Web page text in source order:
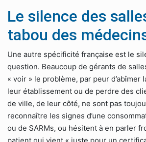
Le silence des
tabou des
Une autre spécificité française est le
question. Beaucoup de gérants de
« voir » le problème, par peur d’abîmer
leur établissement ou de perdre des
de ville, de leur côté, ne sont pas
reconnaître les signes d’une
ou de SARMs, ou hésitent à en parler